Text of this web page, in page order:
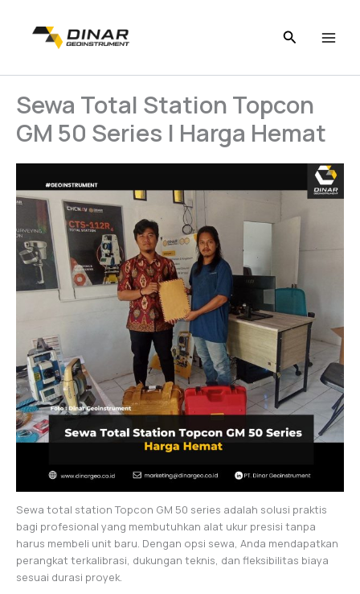
Sewa Total Station Topcon
GM 50 Series | Harga Hemat
Sewa total station Topcon GM 50 series adalah solusi praktis
bagi profesional yang membutuhkan alat ukur presisi tanpa
harus membeli unit baru. Dengan opsi sewa, Anda mendapatkan
perangkat terkalibrasi, dukungan teknis, dan fleksibilitas biaya
sesuai durasi proyek.